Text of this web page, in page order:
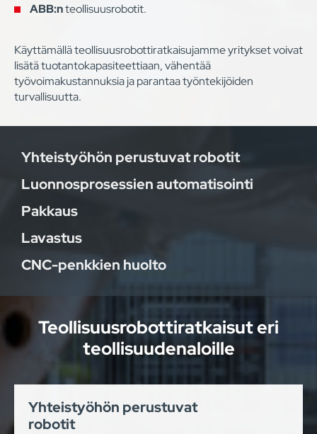
ABB:nteollisuusrobotit.
Käyttämällä teollisuusrobottiratkaisujamme yritykset voivat
lisätä tuotantokapasiteettiaan, vähentää
työvoimakustannuksia ja parantaa työntekijöiden
turvallisuutta.
Yhteistyöhön perustuvat robotit
Luonnosprosessien automatisointi
Pakkaus
Lavastus
CNC-penkkien huolto
Teollisuusrobottiratkaisut eri
teollisuudenaloille
Yhteistyöhön perustuvat
robotit